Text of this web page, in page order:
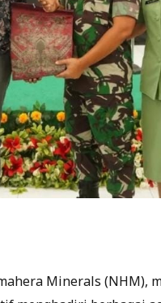
Minerals (NHM),